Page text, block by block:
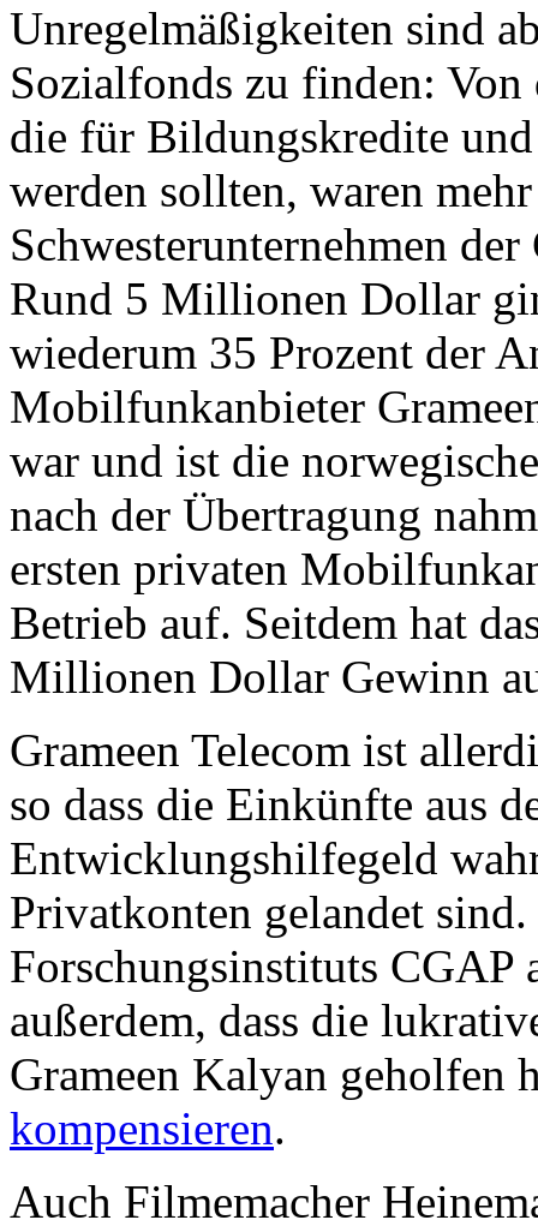
Unregelmäßigkeiten sind
Sozialfonds zu finden:
die für Bildungskredite
werden sollten, waren
Schwesterunternehmen
Rund 5 Millionen Dollar
wiederum 35 Prozent der
Mobilfunkanbieter
war und ist die
nach der Übertragung
ersten privaten
Betrieb auf. Seitdem hat
Millionen Dollar Gewinn
Grameen Telecom ist
so dass die Einkünfte aus
Entwicklungshilfegeld
Privatkonten gelandet
Forschungsinstituts CGAP
außerdem, dass die
Grameen Kalyan geholfen
kompensieren.
Auch Filmemacher